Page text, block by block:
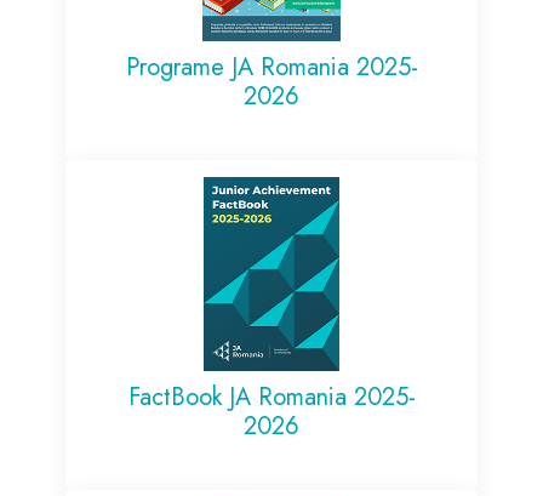
Programe JA Romania 2025-
2026
FactBook JA Romania 2025-
2026